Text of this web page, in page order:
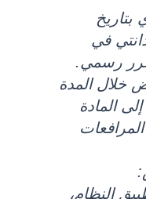
في
رسمي.
خلال المدة
المادة
المرافعات
النظام،